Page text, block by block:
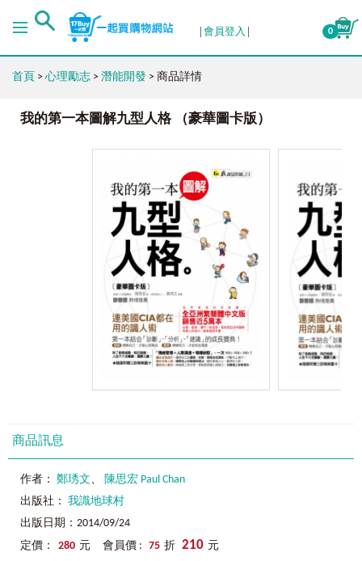
會員登入 0
首頁 > 心理勵志 > 潛能開發 > 商品詳情
我的第一本圖解九型人格 （豪華圖卡版）
商品訊息
作者： 鄭琇文、
陳思宏 Paul Chan
出版社： 我識地球村
出版日期：2014/09/24
定價：
280 元 會員價 : 75 折 210 元